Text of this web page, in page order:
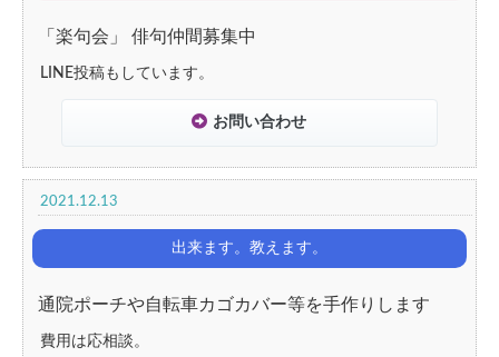
「楽句会」 俳句仲間募集中
LINE投稿もしています。
お問い合わせ
2021.12.13
出来ます。教えます。
通院ポーチや自転車カゴカバー等を手作りします
費用は応相談。